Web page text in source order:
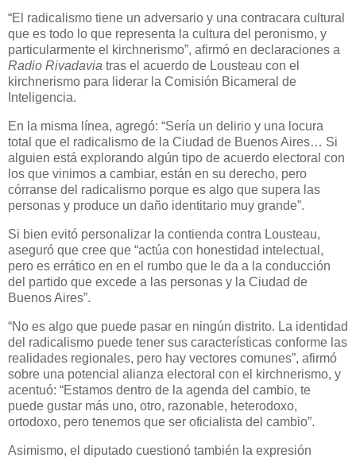
“El radicalismo tiene un adversario y una contracara cultural
que es todo lo que representa la cultura del peronismo, y
particularmente el kirchnerismo”, afirmó en declaraciones a
Radio Rivadavia tras el acuerdo de Lousteau con el
kirchnerismo para liderar la Comisión Bicameral de
Inteligencia.
En la misma línea, agregó: “Sería un delirio y una locura
total que el radicalismo de la Ciudad de Buenos Aires… Si
alguien está explorando algún tipo de acuerdo electoral con
los que vinimos a cambiar, están en su derecho, pero
córranse del radicalismo porque es algo que supera las
personas y produce un daño identitario muy grande”.
Si bien evitó personalizar la contienda contra Lousteau,
aseguró que cree que “actúa con honestidad intelectual,
pero es errático en en el rumbo que le da a la conducción
del partido que excede a las personas y la Ciudad de
Buenos Aires”.
“No es algo que puede pasar en ningún distrito. La identidad
del radicalismo puede tener sus características conforme las
realidades regionales, pero hay vectores comunes”, afirmó
sobre una potencial alianza electoral con el kirchnerismo, y
acentuó: “Estamos dentro de la agenda del cambio, te
puede gustar más uno, otro, razonable, heterodoxo,
ortodoxo, pero tenemos que ser oficialista del cambio”.
Asimismo, el diputado cuestionó también la expresión